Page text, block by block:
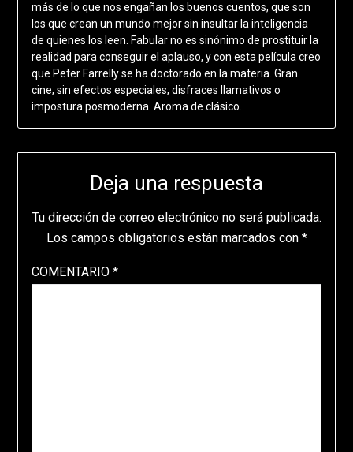
más de lo que nos engañan los buenos cuentos, que son
los que crean un mundo mejor sin insultar la inteligencia
de quienes los leen. Fabular no es sinónimo de prostituir la
realidad para conseguir el aplauso, y con esta película creo
que Peter Farrelly se ha doctorado en la materia. Gran
cine, sin efectos especiales, disfraces llamativos o
impostura posmoderna. Aroma de clásico.
Deja una respuesta
Tu dirección de correo electrónico no será publicada.
Los campos obligatorios están marcados con *
COMENTARIO *